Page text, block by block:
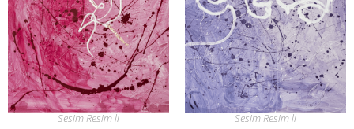
Sesim Resim ll Sesim Resim ll